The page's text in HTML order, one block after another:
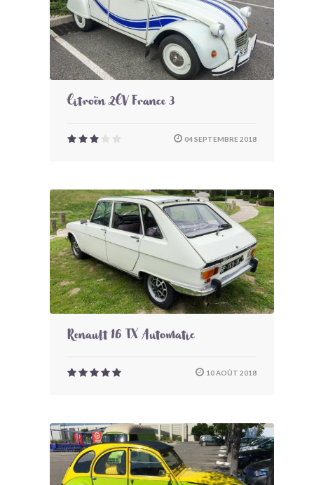
Citroën 2CV France 3
04 SEPTEMBRE 2018
Renault 16 TX Automatic
10 AOÛT 2018